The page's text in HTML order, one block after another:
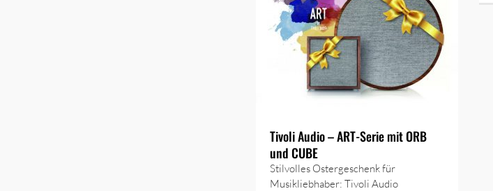
Tivoli Audio – ART-Serie mit ORB
und CUBE
Stilvolles Ostergeschenk für
Musikliebhaber: Tivoli Audio